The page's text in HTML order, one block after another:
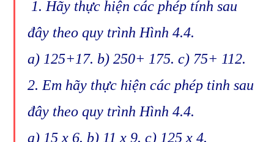
1. Hãy thực hiện các phép tính sau
đây theo quy trình Hình 4.4.
a) 125+17. b) 250+ 175. c) 75+ 112.
2. Em hãy thực hiện các phép tinh sau
đây theo quy trình Hình 4.4.
a) 15 x 6. b) 11 x 9. c) 125 x 4.